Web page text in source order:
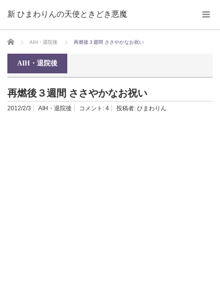
新 ひまわりんの天使ときどき悪魔
ホーム AIH・退院後 再燃後３週間 ささやかなお祝い
AIH・退院後
再燃後３週間 ささやかなお祝い
2012/2/3 AIH・退院後 コメント: 4 投稿者: ひまわりん